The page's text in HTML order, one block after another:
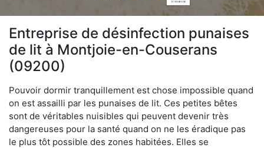
Entreprise de désinfection punaises
de lit à Montjoie-en-Couserans
(09200)
Pouvoir dormir tranquillement est chose impossible quand
on est assailli par les punaises de lit. Ces petites bêtes
sont de véritables nuisibles qui peuvent devenir très
dangereuses pour la santé quand on ne les éradique pas
le plus tôt possible des zones habitées. Elles se